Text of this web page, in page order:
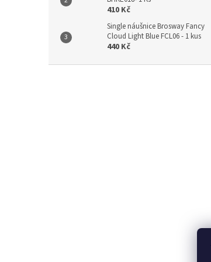
410 Kč
Single náušnice Brosway Fancy
Cloud Light Blue FCL06 - 1 kus
440 Kč